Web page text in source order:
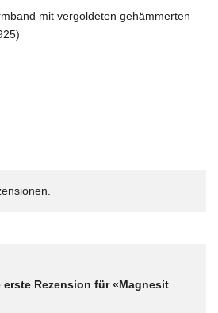
mit vergoldeten gehämmerten
erste Rezension für «Magnesit